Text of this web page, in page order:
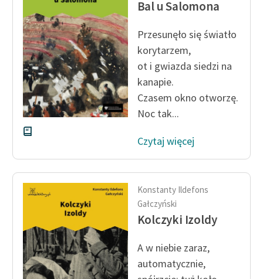
Ręce pełne poezji
Kolekcje edukacyjne
twórców przechodzących
do domeny publicznej,
lektur szkolnych oraz
Starego Testamentu
Odkurzamy bohaterów
Szkoła Poezji Wolnych
O nas
Kontakt
Zespół
Bal u Salomona
Przesunęło się światło
korytarzem,
ot i gwiazda siedzi na
kanapie.
Czasem okno otworzę.
Noc tak...
Czytaj więcej
Konstanty Ildefons
Gałczyński
Kolczyki Izoldy
A w niebie zaraz,
automatycznie,